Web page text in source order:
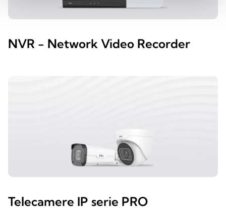
NVR - Network Video Recorder
Telecamere IP serie PRO